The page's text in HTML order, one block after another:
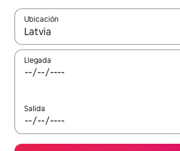
Ubicación
Cuando los resultados estén
Llegada
Salida